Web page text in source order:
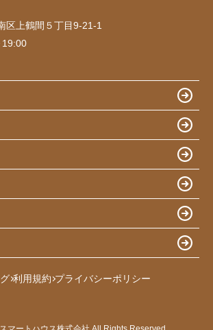
区上鶴間５丁目9-21-1
19:00
利用規約 プライバシーポリシー